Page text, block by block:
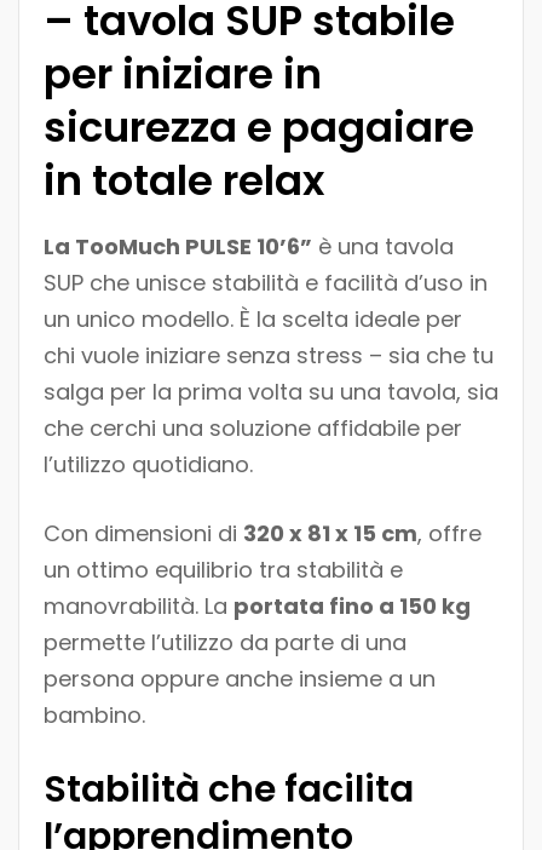
– tavola SUP stabile
per iniziare in
sicurezza e pagaiare
in totale relax
La TooMuch PULSE 10’6” è una tavola
SUP che unisce stabilità e facilità d’uso in
un unico modello. È la scelta ideale per
chi vuole iniziare senza stress – sia che tu
salga per la prima volta su una tavola, sia
che cerchi una soluzione affidabile per
l’utilizzo quotidiano.
Con dimensioni di 320 x 81 x 15 cm, offre
un ottimo equilibrio tra stabilità e
manovrabilità. La portata fino a 150 kg
permette l’utilizzo da parte di una
persona oppure anche insieme a un
bambino.
Stabilità che facilita
l’apprendimento